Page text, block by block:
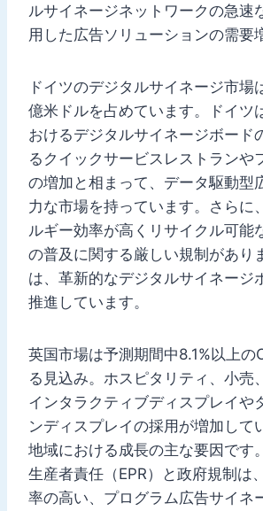
ルサイネージネットワークの急速
用した広告ソリューションの需要
ドイツのデジタルサイネージ市
億米ドルを占めています。ドイツ
おけるデジタルサイネージボード
るクイックサービスレストランや
の増加と相まって、データ駆動型
力な市場を持っています。さらに
ルギー効率が高くリサイクル可能
の普及に関する厳しい規制があり
は、革新的なデジタルサイネージ
推進しています。
英国市場は予測期間中8.1%以上の
る見込み。ホスピタリティ、小売
インタラクティブディスプレイや
ンディスプレイの採用が増加して
地域における成長の主な要因です
生産者責任（EPR）と政府規制は
率の高い、プログラム広告サイネ